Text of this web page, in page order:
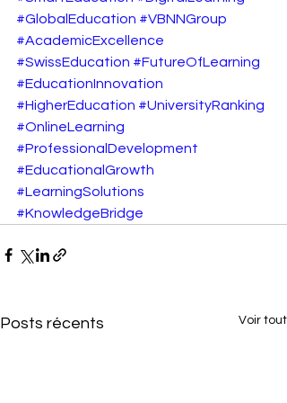
#GlobalEducation #VBNNGroup
#AcademicExcellence
#SwissEducation #FutureOfLearning
#EducationInnovation
#HigherEducation #UniversityRanking
#OnlineLearning
#ProfessionalDevelopment
#EducationalGrowth
#LearningSolutions
#KnowledgeBridge
Posts récents Voir tout